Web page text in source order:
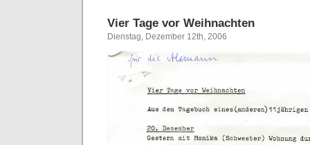
Vier Tage vor Weihnachten
Dienstag, Dezember 12th, 2006